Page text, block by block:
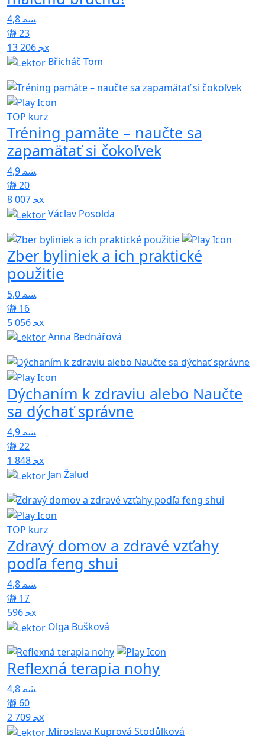
4,8
23
13 206x
Břicháč Tom
TOP kurz
Tréning pamäte – naučte sa
zapamätať si čokoľvek
4,9
20
8 007x
Václav Posolda
Zber byliniek a ich praktické
použitie
5,0
16
5 056x
Anna Bednářová
Dýchaním k zdraviu alebo Naučte
sa dýchať správne
4,9
22
1 848x
Jan Žalud
TOP kurz
Zdravý domov a zdravé vzťahy
podľa feng shui
4,8
17
596x
Olga Bušková
Reflexná terapia nohy
4,8
60
2 709x
Miroslava Kuprová Stodůlková